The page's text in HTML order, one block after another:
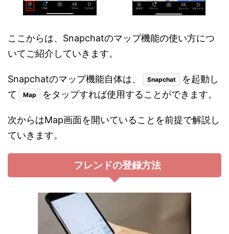
ここからは、Snapchatのマップ機能の使い方につ
いてご紹介していきます。
Snapchatのマップ機能自体は、 Snapchat
を起動し
て
Map をタップすれば使用することができます。
次からはMap画面を開いていることを前提で解説し
ていきます。
フレンドの登録方法